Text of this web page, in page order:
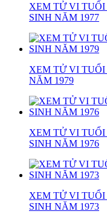
XEM TỬ VI
SINH NĂM 1977
XEM TỬ VI
NĂM 1979
XEM TỬ VI
SINH NĂM 1976
XEM TỬ VI
SINH NĂM 1973